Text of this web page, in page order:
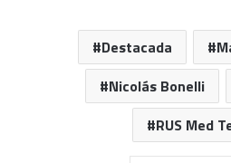
Destacada
Nicolás Bonelli
RUS Med